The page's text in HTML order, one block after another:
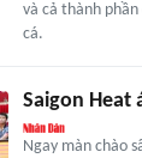
và cả thành
cá.
Saigon Heat
Ngay màn chào